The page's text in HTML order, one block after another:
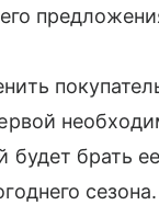
будет брать
сезона.